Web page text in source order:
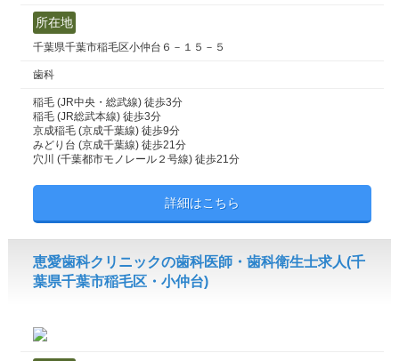
所在地
千葉県千葉市稲毛区小仲台６－１５－５
歯科
稲毛 (JR中央・総武線) 徒歩3分
稲毛 (JR総武本線) 徒歩3分
京成稲毛 (京成千葉線) 徒歩9分
みどり台 (京成千葉線) 徒歩21分
穴川 (千葉都市モノレール２号線) 徒歩21分
詳細はこちら
恵愛歯科クリニックの歯科医師・歯科衛生士求人(千
葉県千葉市稲毛区・小仲台)